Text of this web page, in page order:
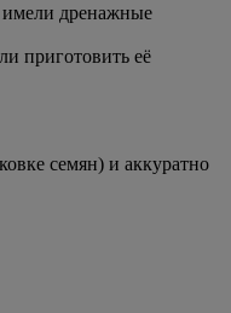
имели дренажные
приготовить её
семян) и аккуратно